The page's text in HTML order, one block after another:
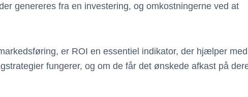
genereres fra en investering, og omkostningerne ved at
er ROI en essentiel indikator, der hjælper
fungerer, og om de får det ønskede afkast på